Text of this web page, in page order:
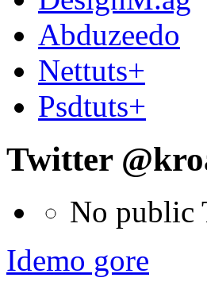
Abduzeedo
Nettuts+
Psdtuts+
Twitter
No public
Idemo gore